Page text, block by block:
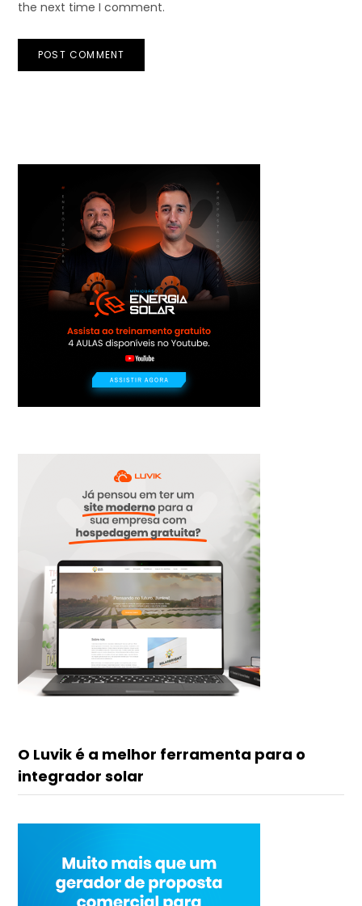
the next time I comment.
O Luvik é a melhor ferramenta para o
integrador solar